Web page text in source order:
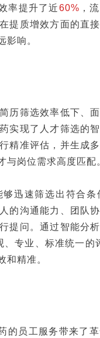
率提升了近60% ，
提质增效方面的直
影响。
历筛选效率低下、
实现了人才筛选的
精准评估，并生成
与岗位需求高度匹配
迅速筛选出符合
的沟通能力、团队
提问。通过智能分
专业、标准统一
和精准。
的员工服务带来了